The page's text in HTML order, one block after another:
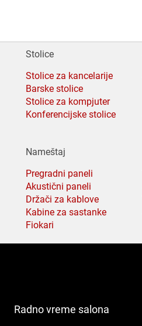
Stolice
Stolice za kancelarije
Barske stolice
Stolice za kompjuter
Konferencijske stolice
Nameštaj
Pregradni paneli
Akustični paneli
Držači za kablove
Kabine za sastanke
Fiokari
Radno vreme salona